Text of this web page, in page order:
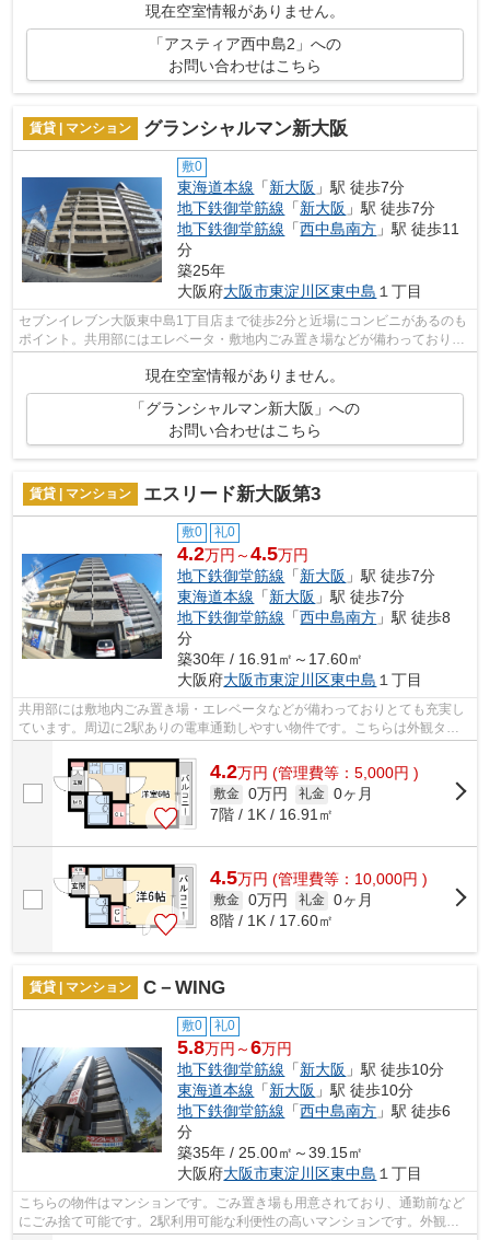
現在空室情報がありません。
「アスティア西中島2」への
お問い合わせはこちら
賃貸 | マンション グランシャルマン新大阪
敷0
東海道本線 「新大阪 」駅 徒歩7分
地下鉄御堂筋線 「新大阪 」駅 徒歩7分
地下鉄御堂筋線 「西中島南方 」駅 徒歩11
分
築25年
大阪府大阪市東淀川区東中島 １丁目
セブンイレブン大阪東中島1丁目店まで徒歩2分と近場にコンビニがあるのも
ポイント。共用部にはエレベータ・敷地内ごみ置き場などが備わっておりと
現在空室情報がありません。
「グランシャルマン新大阪」への
お問い合わせはこちら
賃貸 | マンション エスリード新大阪第3
敷0 礼0
4.2万円～4.5万円
地下鉄御堂筋線 「新大阪 」駅 徒歩7分
東海道本線 「新大阪 」駅 徒歩7分
地下鉄御堂筋線 「西中島南方 」駅 徒歩8
分
築30年 / 16.91㎡～17.60㎡
大阪府大阪市東淀川区東中島 １丁目
共用部には敷地内ごみ置き場・エレベータなどが備わっておりとても充実し
ています。周辺に2駅ありの電車通勤しやすい物件です。こちらは外観タイ
ル張りの物件です。こちらの物件はマン...
4.2万円 (管理費等：5,000円 )
敷金 0万円 礼金 0ヶ月
7階 / 1K / 16.91㎡
4.5万円 (管理費等：10,000円 )
敷金 0万円 礼金 0ヶ月
8階 / 1K / 17.60㎡
賃貸 | マンション C－WING
敷0 礼0
5.8万円～6万円
地下鉄御堂筋線 「新大阪 」駅 徒歩10分
東海道本線 「新大阪 」駅 徒歩10分
地下鉄御堂筋線 「西中島南方 」駅 徒歩6
分
築35年 / 25.00㎡～39.15㎡
大阪府大阪市東淀川区東中島 １丁目
こちらの物件はマンションです。ごみ置き場も用意されており、通勤前など
にごみ捨て可能です。2駅利用可能な利便性の高いマンションです。外観タ